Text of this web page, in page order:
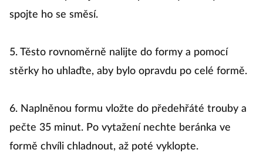
spojte ho se směsí.
5. Těsto rovnoměrně nalijte do formy a pomocí
stěrky ho uhlaďte, aby bylo opravdu po celé formě.
6. Naplněnou formu vložte do předehřáté trouby a
pečte 35 minut. Po vytažení nechte beránka ve
formě chvíli chladnout, až poté vyklopte.